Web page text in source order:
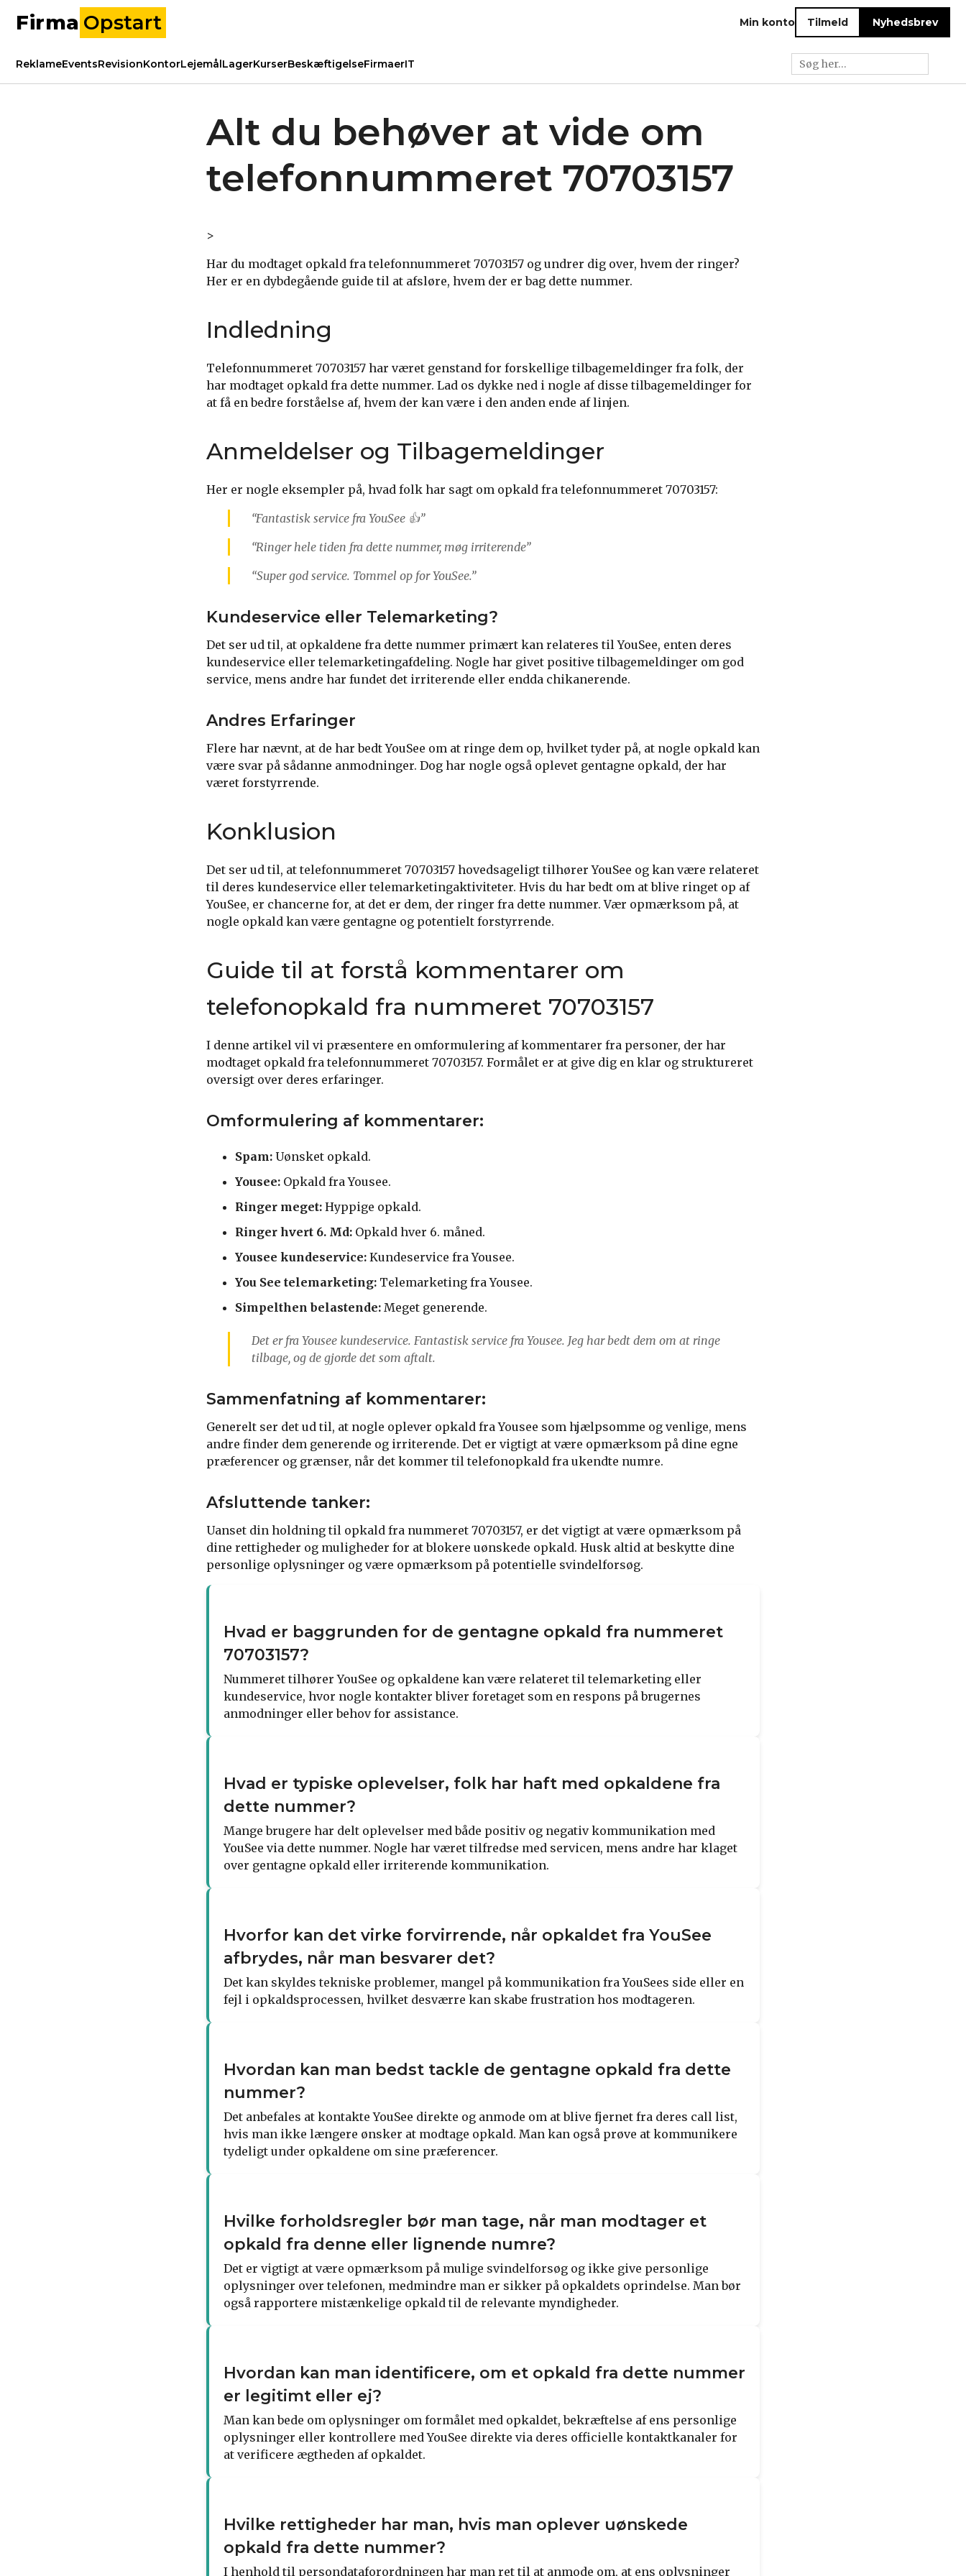
Firma Opstart Min konto Tilmeld Nyhedsbrev
ReklameEventsRevisionKontorLejemålLagerKurserBeskæftigelseFirmaerIT
Alt du behøver at vide om
telefonnummeret 70703157
>
Har du modtaget opkald fra telefonnummeret 70703157 og undrer dig over, hvem der ringer?
Her er en dybdegående guide til at afsløre, hvem der er bag dette nummer.
Indledning
Telefonnummeret 70703157 har været genstand for forskellige tilbagemeldinger fra folk, der
har modtaget opkald fra dette nummer. Lad os dykke ned i nogle af disse tilbagemeldinger for
at få en bedre forståelse af, hvem der kan være i den anden ende af linjen.
Anmeldelser og Tilbagemeldinger
Her er nogle eksempler på, hvad folk har sagt om opkald fra telefonnummeret 70703157:
“Fantastisk service fra YouSee 👍”
“Ringer hele tiden fra dette nummer, møg irriterende”
“Super god service. Tommel op for YouSee.”
Kundeservice eller Telemarketing?
Det ser ud til, at opkaldene fra dette nummer primært kan relateres til YouSee, enten deres
kundeservice eller telemarketingafdeling. Nogle har givet positive tilbagemeldinger om god
service, mens andre har fundet det irriterende eller endda chikanerende.
Andres Erfaringer
Flere har nævnt, at de har bedt YouSee om at ringe dem op, hvilket tyder på, at nogle opkald kan
være svar på sådanne anmodninger. Dog har nogle også oplevet gentagne opkald, der har
været forstyrrende.
Konklusion
Det ser ud til, at telefonnummeret 70703157 hovedsageligt tilhører YouSee og kan være relateret
til deres kundeservice eller telemarketingaktiviteter. Hvis du har bedt om at blive ringet op af
YouSee, er chancerne for, at det er dem, der ringer fra dette nummer. Vær opmærksom på, at
nogle opkald kan være gentagne og potentielt forstyrrende.
Guide til at forstå kommentarer om
telefonopkald fra nummeret 70703157
I denne artikel vil vi præsentere en omformulering af kommentarer fra personer, der har
modtaget opkald fra telefonnummeret 70703157. Formålet er at give dig en klar og struktureret
oversigt over deres erfaringer.
Omformulering af kommentarer:
Spam: Uønsket opkald.
Yousee: Opkald fra Yousee.
Ringer meget: Hyppige opkald.
Ringer hvert 6. Md: Opkald hver 6. måned.
Yousee kundeservice: Kundeservice fra Yousee.
You See telemarketing: Telemarketing fra Yousee.
Simpelthen belastende: Meget generende.
Det er fra Yousee kundeservice. Fantastisk service fra Yousee. Jeg har bedt dem om at ringe
tilbage, og de gjorde det som aftalt.
Sammenfatning af kommentarer:
Generelt ser det ud til, at nogle oplever opkald fra Yousee som hjælpsomme og venlige, mens
andre finder dem generende og irriterende. Det er vigtigt at være opmærksom på dine egne
præferencer og grænser, når det kommer til telefonopkald fra ukendte numre.
Afsluttende tanker:
Uanset din holdning til opkald fra nummeret 70703157, er det vigtigt at være opmærksom på
dine rettigheder og muligheder for at blokere uønskede opkald. Husk altid at beskytte dine
personlige oplysninger og være opmærksom på potentielle svindelforsøg.
Hvad er baggrunden for de gentagne opkald fra nummeret
70703157?
Nummeret tilhører YouSee og opkaldene kan være relateret til telemarketing eller
kundeservice, hvor nogle kontakter bliver foretaget som en respons på brugernes
anmodninger eller behov for assistance.
Hvad er typiske oplevelser, folk har haft med opkaldene fra
dette nummer?
Mange brugere har delt oplevelser med både positiv og negativ kommunikation med
YouSee via dette nummer. Nogle har været tilfredse med servicen, mens andre har klaget
over gentagne opkald eller irriterende kommunikation.
Hvorfor kan det virke forvirrende, når opkaldet fra YouSee
afbrydes, når man besvarer det?
Det kan skyldes tekniske problemer, mangel på kommunikation fra YouSees side eller en
fejl i opkaldsprocessen, hvilket desværre kan skabe frustration hos modtageren.
Hvordan kan man bedst tackle de gentagne opkald fra dette
nummer?
Det anbefales at kontakte YouSee direkte og anmode om at blive fjernet fra deres call list,
hvis man ikke længere ønsker at modtage opkald. Man kan også prøve at kommunikere
tydeligt under opkaldene om sine præferencer.
Hvilke forholdsregler bør man tage, når man modtager et
opkald fra denne eller lignende numre?
Det er vigtigt at være opmærksom på mulige svindelforsøg og ikke give personlige
oplysninger over telefonen, medmindre man er sikker på opkaldets oprindelse. Man bør
også rapportere mistænkelige opkald til de relevante myndigheder.
Hvordan kan man identificere, om et opkald fra dette nummer
er legitimt eller ej?
Man kan bede om oplysninger om formålet med opkaldet, bekræftelse af ens personlige
oplysninger eller kontrollere med YouSee direkte via deres officielle kontaktkanaler for
at verificere ægtheden af opkaldet.
Hvilke rettigheder har man, hvis man oplever uønskede
opkald fra dette nummer?
I henhold til persondataforordningen har man ret til at anmode om, at ens oplysninger